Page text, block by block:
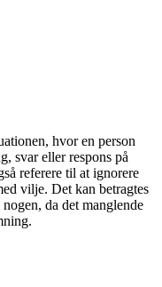
hvor en person
svar eller respons på
referere til at ignorere
vilje. Det kan betragtes
da det manglende